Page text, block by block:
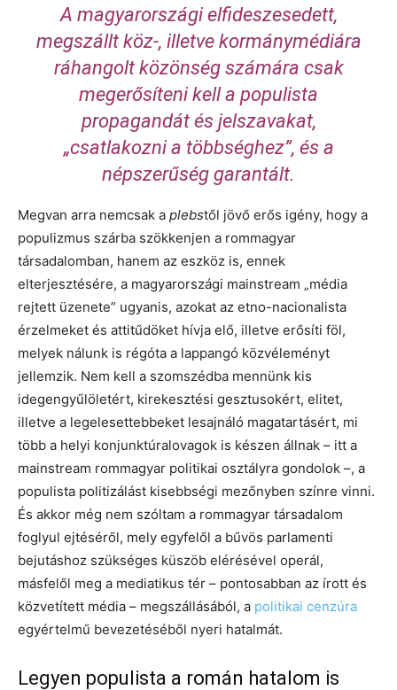
A magyarországi elfideszesedett,
megszállt köz-, illetve kormánymédiára
ráhangolt közönség számára csak
megerősíteni kell a populista
propagandát és jelszavakat,
„csatlakozni a többséghez”, és a
népszerűség garantált.
Megvan arra nemcsak a plebstől jövő erős igény, hogy a
populizmus szárba szökkenjen a rommagyar
társadalomban, hanem az eszköz is, ennek
elterjesztésére, a magyarországi mainstream „média
rejtett üzenete” ugyanis, azokat az etno-nacionalista
érzelmeket és attitűdöket hívja elő, illetve erősíti föl,
melyek nálunk is régóta a lappangó közvéleményt
jellemzik. Nem kell a szomszédba mennünk kis
idegengyűlöletért, kirekesztési gesztusokért, elitet,
illetve a legelesettebbeket lesajnáló magatartásért, mi
több a helyi konjunktúralovagok is készen állnak – itt a
mainstream rommagyar politikai osztályra gondolok –, a
populista politizálást kisebbségi mezőnyben színre vinni.
És akkor még nem szóltam a rommagyar társadalom
foglyul ejtéséről, mely egyfelől a bűvös parlamenti
bejutáshoz szükséges küszöb elérésével operál,
másfelől meg a mediatikus tér – pontosabban az írott és
közvetített média – megszállásából, a politikai cenzúra
egyértelmű bevezetéséből nyeri hatalmát.
Legyen populista a román hatalom is